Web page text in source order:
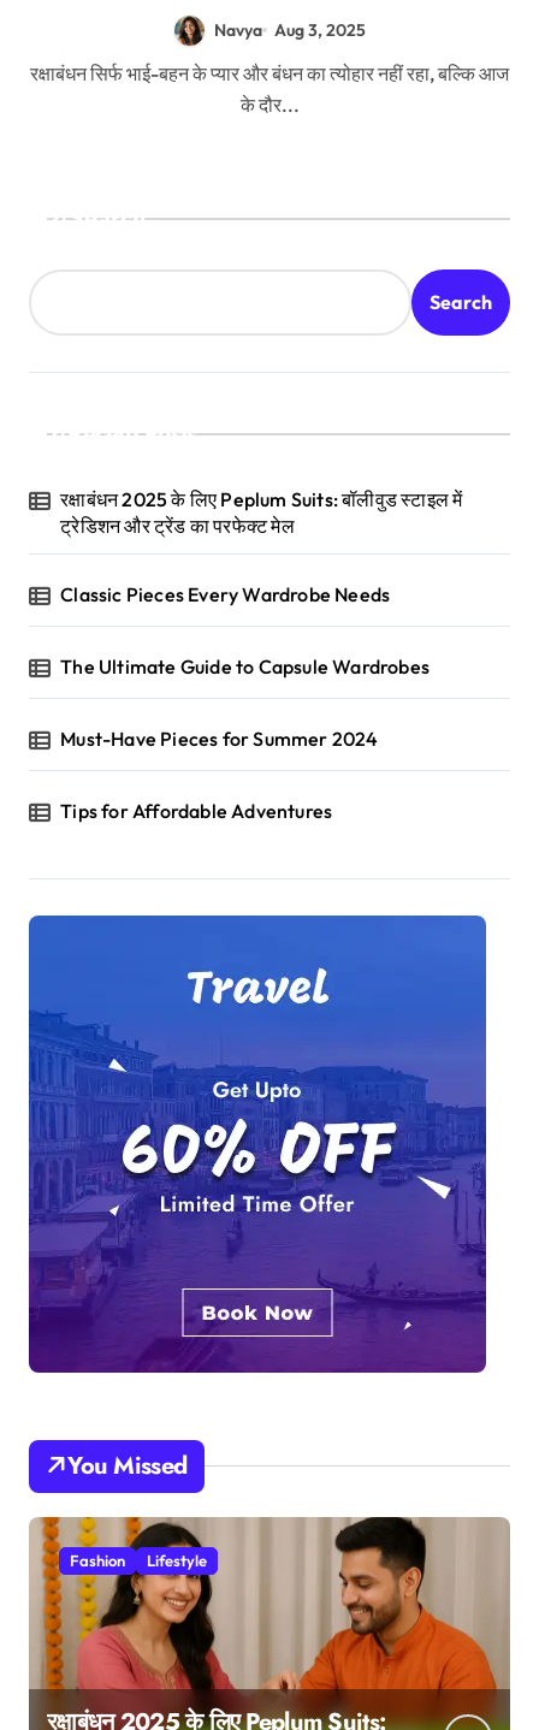
Navya Aug 3, 2025
रक्षाबंधन सिर्फ भाई-बहन के प्यार और बंधन का त्योहार नहीं रहा, बल्कि आज
के दौर...
Search
Search
Recent Posts
रक्षाबंधन 2025 के लिए Peplum Suits: बॉलीवुड स्टाइल में
ट्रेडिशन और ट्रेंड का परफेक्ट मेल
Classic Pieces Every Wardrobe Needs
The Ultimate Guide to Capsule Wardrobes
Must-Have Pieces for Summer 2024
Tips for Affordable Adventures
You Missed
Fashion Lifestyle
रक्षाबंधन 2025 के लिए Peplum Suits: